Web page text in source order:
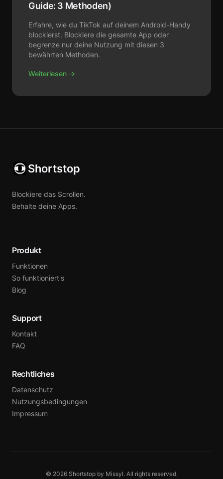
Guide: 3 Methoden)
Erfahre, wie du TikTok auf deinem Android-Handy
blockierst. Blockiere die gesamte App oder
begrenze nur deine Nutzung mit diesen 3
bewährten Methoden.
Weiterlesen →
Shortstop
Blockiere das Scrollen.
Behalte deine Apps.
Produkt
Funktionen
So funktioniert's
Blog
Support
Kontakt
FAQ
Rechtliches
Datenschutz
Nutzungsbedingungen
Impressum
© 2026 Shortstop by Missyl. All rights reserved.